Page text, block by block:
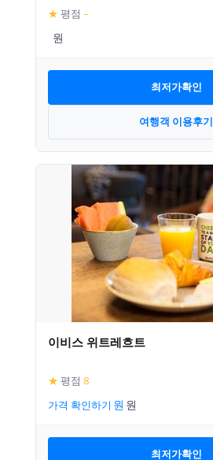
★ 평점 –
최저가확인
여행객 이용후기
이비스 위트레흐트
★ 평점 8
가격 확인하기
최저가확인